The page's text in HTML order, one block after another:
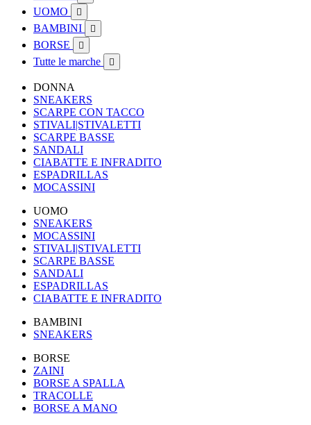
UOMO 
BAMBINI 
BORSE 
Tutte le marche 
DONNA
SNEAKERS
SCARPE CON TACCO
STIVALI|STIVALETTI
SCARPE BASSE
SANDALI
CIABATTE E INFRADITO
ESPADRILLAS
MOCASSINI
UOMO
SNEAKERS
MOCASSINI
STIVALI|STIVALETTI
SCARPE BASSE
SANDALI
ESPADRILLAS
CIABATTE E INFRADITO
BAMBINI
SNEAKERS
BORSE
ZAINI
BORSE A SPALLA
TRACOLLE
BORSE A MANO